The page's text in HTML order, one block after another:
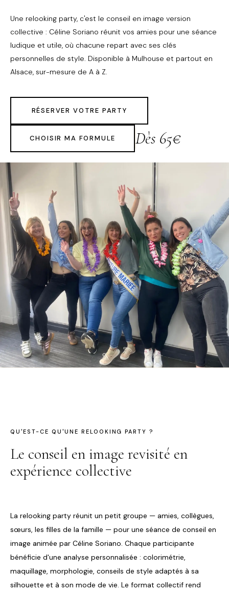
Une relooking party, c'est le conseil en image version
collective : Céline Soriano réunit vos amies pour une séance
ludique et utile, où chacune repart avec ses clés
personnelles de style. Disponible à Mulhouse et partout en
Alsace, sur-mesure de A à Z.
RÉSERVER VOTRE PARTY
CHOISIR MA FORMULE Dès 65€
QU'EST-CE QU'UNE RELOOKING PARTY ?
Le conseil en image revisité en
expérience collective
La relooking party réunit un petit groupe — amies, collègues,
sœurs, les filles de la famille — pour une séance de conseil en
image animée par Céline Soriano. Chaque participante
bénéficie d'une analyse personnalisée : colorimétrie,
maquillage, morphologie, conseils de style adaptés à sa
silhouette et à son mode de vie. Le format collectif rend